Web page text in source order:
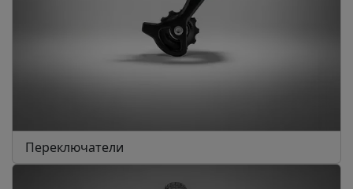
Переключатели